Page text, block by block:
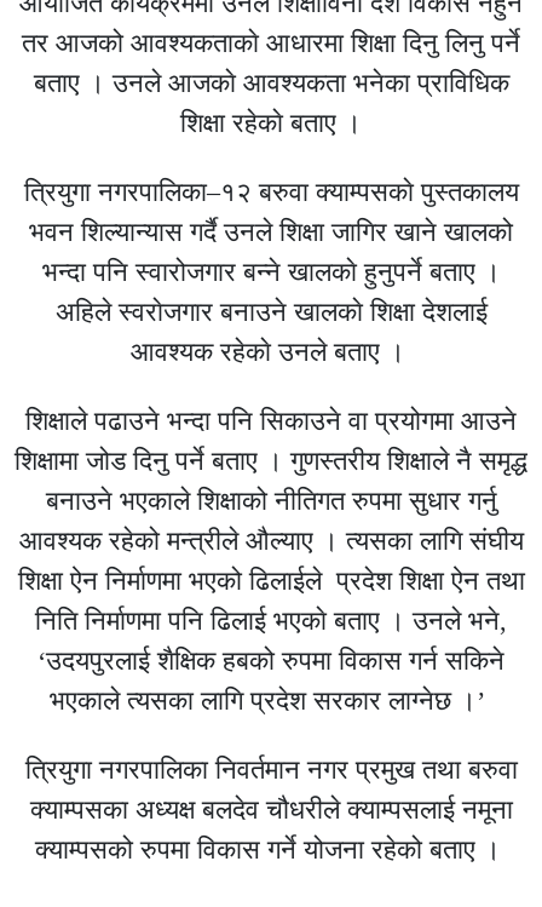
तर आजको आवश्यकताकाे आधारमा शिक्षा दिनु लिनु पर्ने
बताए । उनले आजकाे आवश्यकता भनेका प्राविधिक
शिक्षा रहेकाे बताए ।
त्रियुगा नगरपालिका–१२ बरुवा क्याम्पसकाे पुस्तकालय
भवन शिल्यान्यास गर्दै उनले शिक्षा जागिर खाने खालको
भन्दा पनि स्वारोजगार बन्ने खालकाे हुनुपर्ने बताए ।
अहिले स्वराेजगार बनाउने खालकाे शिक्षा देशलाई
आवश्यक रहेकाे उनले बताए ।
शिक्षाले पढाउने भन्दा पनि सिकाउने वा प्रयोगमा आउने
शिक्षामा जोड दिनु पर्ने बताए । गुणस्तरीय शिक्षाले नै समृद्ध
बनाउने भएकाले शिक्षाको नीतिगत रुपमा सुधार गर्नु
आवश्यक रहेको मन्त्रीले औल्याए । त्यसका लागि संघीय
शिक्षा ऐन निर्माणमा भएको ढिलाईले प्रदेश शिक्षा ऐन तथा
निति निर्माणमा पनि ढिलाई भएकाे बताए । उनले भने,
‘उदयपुरलाई शैक्षिक हबको रुपमा विकास गर्न सकिने
भएकाले त्यसका लागि प्रदेश सरकार लाग्नेछ ।’
त्रियुगा नगरपालिका निवर्तमान नगर प्रमुख तथा बरुवा
क्याम्पसका अध्यक्ष बलदेव चौधरीले क्याम्पसलाई नमूना
क्याम्पसको रुपमा विकास गर्ने योजना रहेको बताए ।